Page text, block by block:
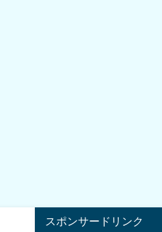
スポンサードリンク